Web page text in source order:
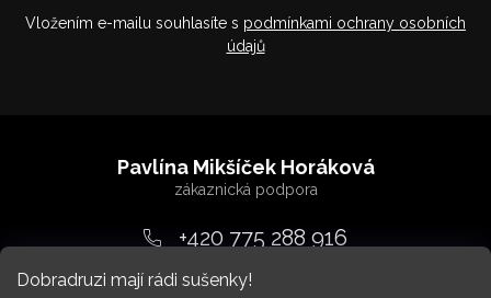
Dobradruzi mají rádi sušenky!
Vložením e-mailu souhlasíte s podmínkami ochrany osobních
údajů
a
Pavlína Mikšíček Horáková
+420 775 288 916
srdcem@dobradruh.cz